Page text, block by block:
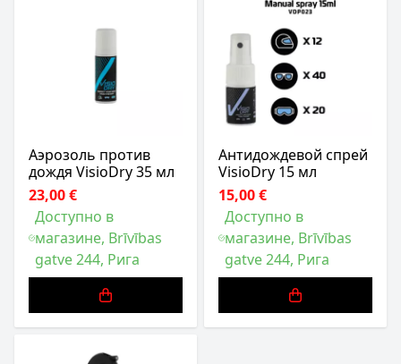
Аэрозоль против
дождя VisioDry 35 мл
23,00 €
Доступно в
магазине, Brīvības
gatve 244, Рига
Антидождевой спрей
VisioDry 15 мл
15,00 €
Доступно в
магазине, Brīvības
gatve 244, Рига